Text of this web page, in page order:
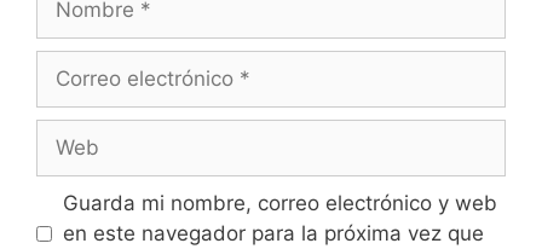
Guarda mi nombre, correo electrónico y web
en este navegador para la próxima vez que